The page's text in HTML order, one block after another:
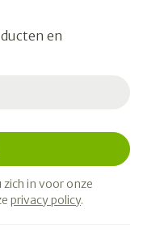
en
in voor onze
privacy policy.